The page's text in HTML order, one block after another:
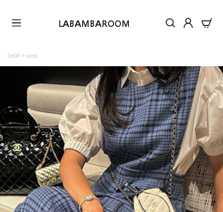
LABAMBAROOM
SHOP dress